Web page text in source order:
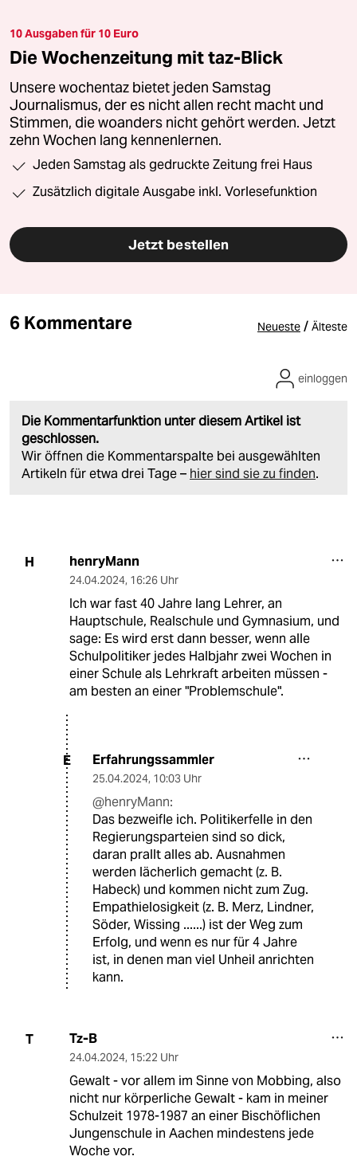
10 Ausgaben für 10 Euro
Die Wochenzeitung mit taz-Blick
Unsere wochentaz bietet jeden Samstag
Journalismus, der es nicht allen recht macht und
Stimmen, die woanders nicht gehört werden. Jetzt
zehn Wochen lang kennenlernen.
Jeden Samstag als gedruckte Zeitung frei Haus
Zusätzlich digitale Ausgabe inkl. Vorlesefunktion
Jetzt bestellen
6 Kommentare Neueste / Älteste
Die Kommentarfunktion unter diesem Artikel ist
geschlossen.
Wir öffnen die Kommentarspalte bei ausgewählten
Artikeln für etwa drei Tage – hier sind sie zu finden.
einloggen
H henryMann
24.04.2024, 16:26 Uhr
Ich war fast 40 Jahre lang Lehrer, an
Hauptschule, Realschule und Gymnasium, und
sage: Es wird erst dann besser, wenn alle
Schulpolitiker jedes Halbjahr zwei Wochen in
einer Schule als Lehrkraft arbeiten müssen -
am besten an einer "Problemschule".
E Erfahrungssammler
25.04.2024, 10:03 Uhr
@henryMann:
Das bezweifle ich. Politikerfelle in den
Regierungsparteien sind so dick,
daran prallt alles ab. Ausnahmen
werden lächerlich gemacht (z. B.
Habeck) und kommen nicht zum Zug.
Empathielosigkeit (z. B. Merz, Lindner,
Söder, Wissing ......) ist der Weg zum
Erfolg, und wenn es nur für 4 Jahre
ist, in denen man viel Unheil anrichten
kann.
T Tz-B
24.04.2024, 15:22 Uhr
Gewalt - vor allem im Sinne von Mobbing, also
nicht nur körperliche Gewalt - kam in meiner
Schulzeit 1978-1987 an einer Bischöflichen
Jungenschule in Aachen mindestens jede
Woche vor.